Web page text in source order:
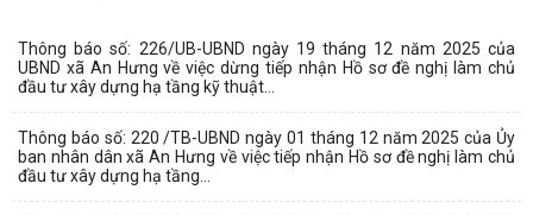
Thông báo số: 226/UB-UBND ngày 19 tháng 12 năm 2025 của
UBND xã An Hưng về việc dừng tiếp nhận Hồ sơ đề nghị làm chủ
đầu tư xây dựng hạ tầng kỹ thuật...
Thông báo số: 220 /TB-UBND ngày 01 tháng 12 năm 2025 của Ủy
ban nhân dân xã An Hưng về việc tiếp nhận Hồ sơ đề nghị làm chủ
đầu tư xây dựng hạ tầng...